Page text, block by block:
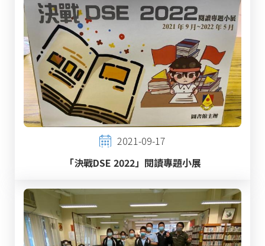
2021-09-17
「決戰DSE 2022」閱讀專題小展